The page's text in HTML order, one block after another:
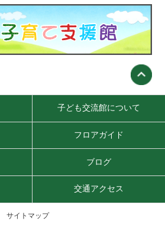
子ども交流館について
フロアガイド
ブログ
交通アクセス
サイトマップ